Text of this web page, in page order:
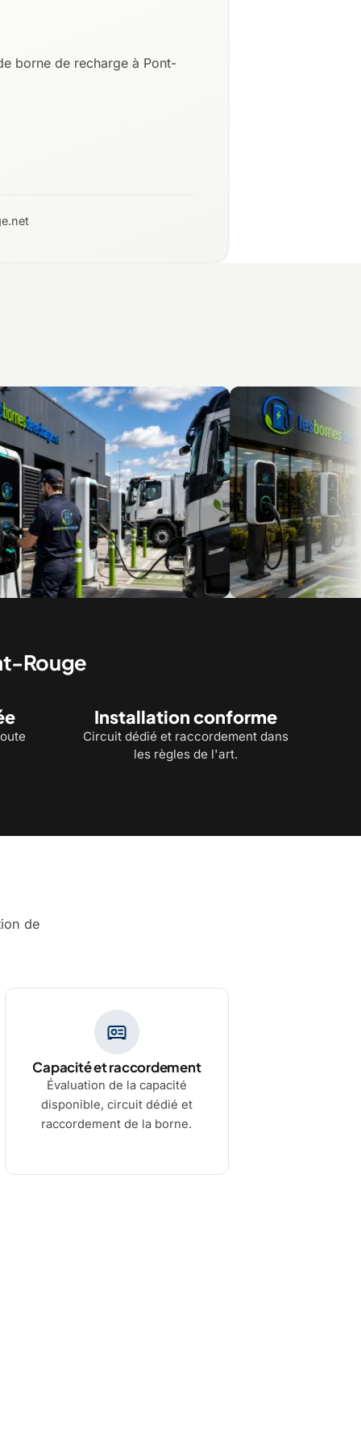
borne de recharge à Pont-
Rouge
Installation conforme
Circuit dédié et raccordement dans
les règles de l'art.
de
Capacité et raccordement
Évaluation de la capacité
disponible, circuit dédié et
raccordement de la borne.